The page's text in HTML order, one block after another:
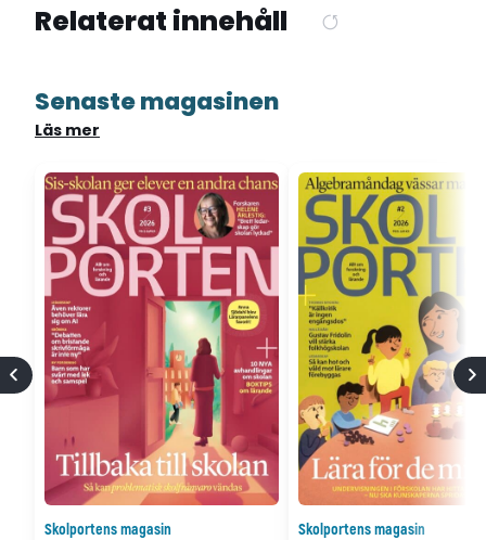
Relaterat innehåll
Senaste magasinen
Läs mer
Skolportens magasin
Skolportens magasin